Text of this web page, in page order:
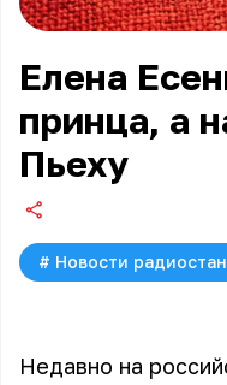
Елена
принца, а
Пьеху
# Новости
Недавно на